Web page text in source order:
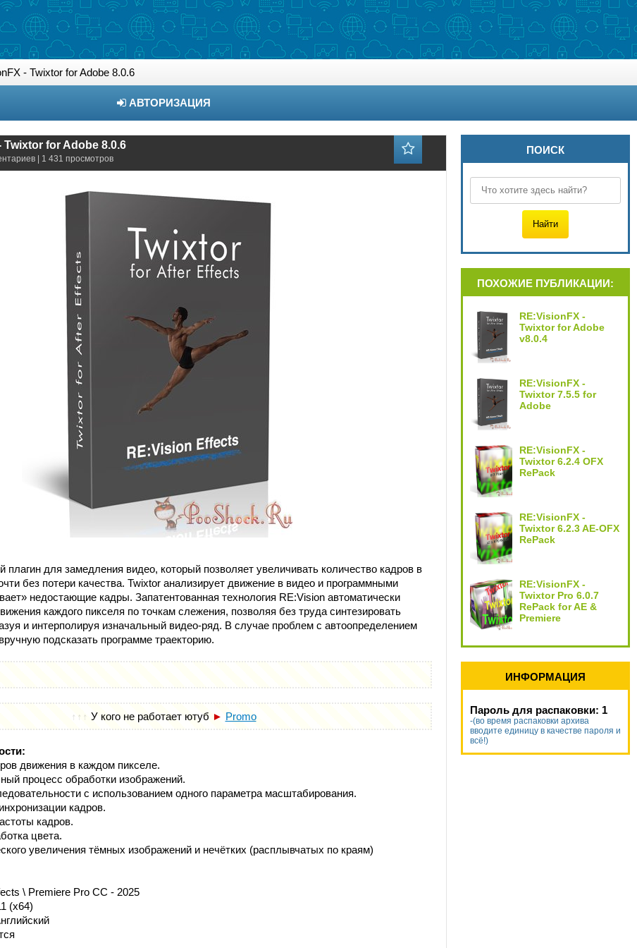
- Twixtor for Adobe 8.0.6
АВТОРИЗАЦИЯ
Twixtor for Adobe 8.0.6
| 1 431 просмотров
для замедления видео, который позволяет увеличивать количество кадров в
без потери качества. Twixtor анализирует движение в видео и программными
недостающие кадры. Запатентованная технология RE:Vision автоматически
каждого пикселя по точкам слежения, позволяя без труда синтезировать
и интерполируя изначальный видео-ряд. В случае проблем с автоопределением
подсказать программе траекторию.
↑↑↑ У кого не работает ютуб ► Promo
движения в каждом пикселе.
процесс обработки изображений.
с использованием одного параметра масштабирования.
кадров.
кадров.
цвета.
увеличения тёмных изображений и нечётких (расплывчатых по краям)
\ Premiere Pro CС - 2025
(x64)
ПОИСК
ПОХОЖИЕ ПУБЛИКАЦИИ:
RE:VisionFX -
Twixtor for Adobe
v8.0.4
RE:VisionFX -
Twixtor 7.5.5 for
Adobe
RE:VisionFX -
Twixtor 6.2.4 OFX
RePack
RE:VisionFX -
Twixtor 6.2.3 AE-OFX
RePack
RE:VisionFX -
Twixtor Pro 6.0.7
RePack for AE &
Premiere
ИНФОРМАЦИЯ
Пароль для распаковки: 1
-(во время распаковки архива
вводите единицу в качестве пароля и
всё!)